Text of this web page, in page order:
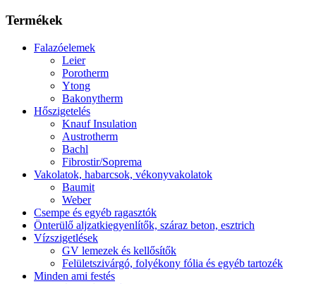
Termékek
Falazóelemek
Leier
Porotherm
Ytong
Bakonytherm
Hőszigetelés
Knauf Insulation
Austrotherm
Bachl
Fibrostir/Soprema
Vakolatok, habarcsok, vékonyvakolatok
Baumit
Weber
Csempe és egyéb ragasztók
Önterülő aljzatkiegyenlítők, száraz beton, esztrich
Vízszigetlések
GV lemezek és kellősítők
Felületszivárgó, folyékony fólia és egyéb tartozék
Minden ami festés